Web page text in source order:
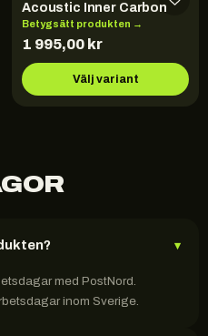
Acoustic Inner Carbon
Betygsätt produkten →
1 995,00 kr
Välj variant
▾
med PostNord.
inom Sverige.